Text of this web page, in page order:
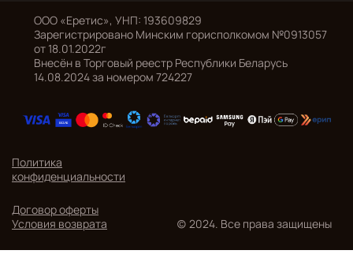
ООО «Еретис», УНП: 193609829
Зарегистрировано Минским горисполкомом №0913057
от 18.01.2022г
Внесён в Торговый реестр Республики Беларусь
14.08.2024 за номером 724227
Политика
конфиденциальности
Договор оферты
Условия возврата
(c) 2024. Все права защищены